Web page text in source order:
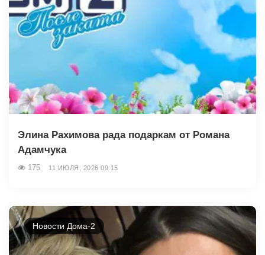
Элина Рахимова рада подаркам от Романа
Адамчука
175 11 ИЮЛЯ, 2026 09:15
Новости Дома-2